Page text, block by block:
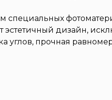
специальных
дизайн,
прочная